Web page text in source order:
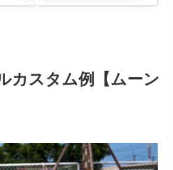
グ
カスタム例【ムーン